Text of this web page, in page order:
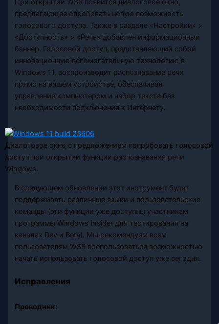
При открытии WSR появится диалоговое окно,
предлагающее опробовать новую возможность
голосового доступа. Также в разделе «Настройки» >
«Доступность» > «Речь» добавлен информационный
баннер. Голосовой доступ, представляющий собой
инновационную вспомогательную технологию в
Windows 11, воспроизводит распознавание речи
прямо на вашем устройстве, обеспечивая
управление компьютером и набор текста без
необходимости подключения к Интернету.
Диалоговое окно с предложением попробовать голосовой
доступ при открытии функции распознавания речи
Windows.
В следующем обновлении этот инструмент будет
поддерживать различные языки и пользовательские
команды (эти функции уже доступны участникам
программы Windows Insider для тестирования на
каналах Dev и Beta). Мы рекомендуем всем
пользователям WSR воспользоваться возможностью
начать использовать голосовой доступ уже сегодня.
Исправления
Проводник: